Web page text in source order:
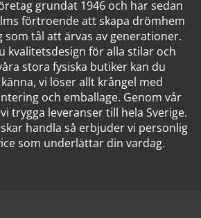
grundat 1946 och har sedan
förtroende att skapa drömhem
som tål att ärvas av generationer.
kvalitetsdesign för alla stilar och
stora fysiska butiker kan du
vi löser allt krångel med
och emballage. Genom vår
trygga leveranser till hela Sverige.
handla så erbjuder vi personlig
som underlättar din vardag.